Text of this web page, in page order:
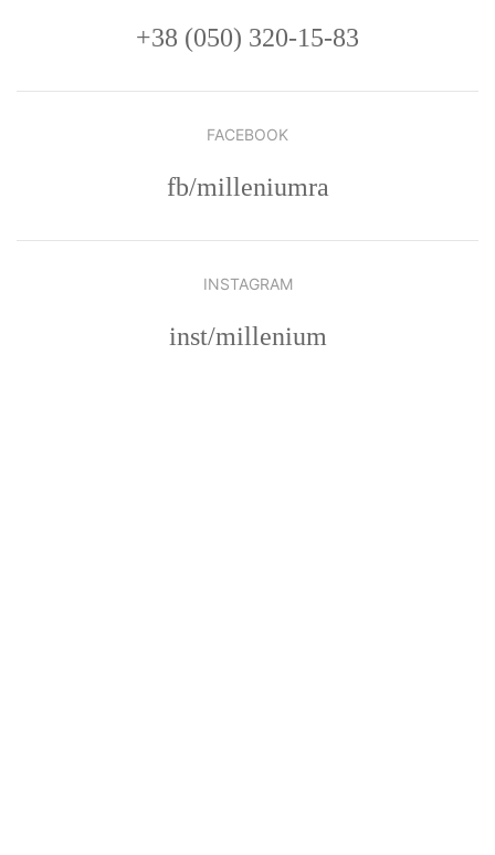
+38 (050) 320-15-83
FACEBOOK
fb/milleniumra
INSTAGRAM
inst/millenium